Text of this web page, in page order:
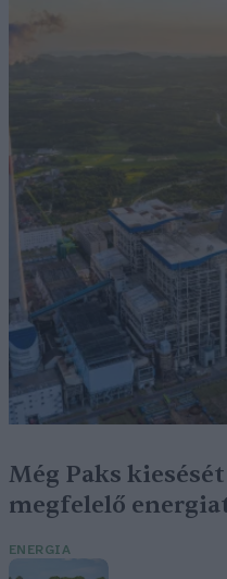
Még Paks
megfelelő
ENERGIA